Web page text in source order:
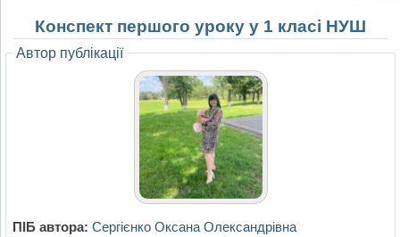
Конспект першого уроку у 1 класі НУШ
Автор публікації
ПІБ автора: Сергієнко Оксана Олександрівна